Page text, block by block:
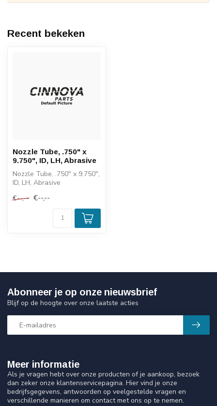
Recent bekeken
Nozzle Tube, .750" x
9.750", ID, LH, Abrasive
Nozzle Tube, .750" x 9.750",
ID, LH, Abrasive
€--,-- €--,--
Meer informatie
Als je vragen hebt over onze producten of je aankoop, bezoek
dan zeker onze klantenservicepagina. Hier vind je onze
bedrijfsgegevens, antwoorden op veelgestelde vragen en
verschillende manieren om contact met ons op te nemen.
Abonneer je op onze nieuwsbrief
Blijf op de hoogte over onze laatste acties